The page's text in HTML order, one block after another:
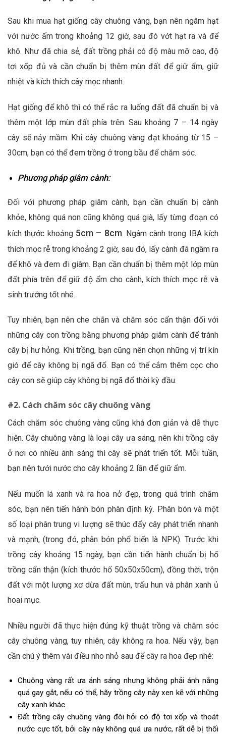
Sau khi mua hạt giống cây chuông vàng, bạn nên ngâm hạt
với nước ấm trong khoảng 12 giờ, sau đó vớt hạt ra và để
khô. Như đã chia sẻ, đất trồng phải có độ màu mỡ cao, độ
tơi xốp đủ và cần chuẩn bị thêm mùn đất để giữ ẩm, giữ
nhiệt và kích thích cây mọc nhanh.
Hạt giống để khô thì có thể rắc ra luống đất đã chuẩn bị và
thêm một lớp mùn đất phía trên. Sau khoảng 7 – 14 ngày
cây sẽ nảy mầm. Khi cây chuông vàng đạt khoảng từ 15 –
30cm, bạn có thể đem trồng ở trong bầu để chăm sóc.
Phương pháp giâm cành:
Đối với phương pháp giâm cành, bạn cần chuẩn bị cành
khỏe, không quá non cũng không quá già, lấy từng đoạn có
kích thước khoảng 5cm – 8cm. Ngâm cành trong IBA kích
thích mọc rễ trong khoảng 2 giờ, sau đó, lấy cành đã ngâm ra
để khô và đem đi giâm. Bạn cần chuẩn bị thêm một lớp mùn
đất phía trên để giữ độ ẩm cho cành, kích thích mọc rễ và
sinh trưởng tốt nhé.
Tuy nhiên, bạn nên che chắn và chăm sóc cẩn thận đối với
những cây con trồng bằng phương pháp giâm cành để tránh
cây bị hư hỏng. Khi trồng, bạn cũng nên chọn những vị trí kín
gió để cây không bị ngã đổ. Bạn có thể cắm thêm cọc cho
cây con sẽ giúp cây không bị ngã đổ thời kỳ đầu.
#2. Cách chăm sóc cây chuông vàng
Cách chăm sóc chuông vàng cũng khá đơn giản và dễ thực
hiện. Cây chuông vàng là loại cây ưa sáng, nên khi trồng cây
ở nơi có nhiều ánh sáng thì cây sẽ phát triển tốt. Mỗi tuần,
bạn nên tưới nước cho cây khoảng 2 lần để giữ ẩm.
Nếu muốn lá xanh và ra hoa nở đẹp, trong quá trình chăm
sóc, bạn nên tiến hành bón phân định kỳ. Phân bón và một
số loại phân trung vi lượng sẽ thúc đẩy cây phát triển nhanh
và mạnh, (trong đó, phân bón phổ biến là NPK). Trước khi
trồng cây khoảng 15 ngày, bạn cần tiến hành chuẩn bị hố
trồng cẩn thận (kích thước hố 50x50x50cm), đồng thời, trộn
đất với một lượng xơ dừa đất mùn, trấu hun và phân xanh ủ
hoai mục.
Nhiều người đã thực hiện đúng kỹ thuật trồng và chăm sóc
cây chuông vàng, tuy nhiên, cây không ra hoa. Nếu vậy, bạn
cần chú ý thêm vài điều nho nhỏ sau để cây ra hoa đẹp nhé:
Chuông vàng rất ưa ánh sáng nhưng không phải ánh nắng
quá gay gắt, nếu có thể, hãy trồng cây này xen kẽ với những
cây xanh khác.
Đất trồng cây chuông vàng đòi hỏi có độ tơi xốp và thoát
nước cực tốt, bởi cây này không quá ưa nước, rất dễ bị thối